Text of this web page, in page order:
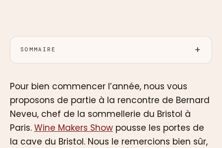
SOMMAIRE
Pour bien commencer l’année, nous vous
proposons de partie à la rencontre de Bernard
Neveu, chef de la sommellerie du Bristol à
Paris. Wine Makers Show pousse les portes de
la cave du Bristol. Nous le remercions bien sûr,